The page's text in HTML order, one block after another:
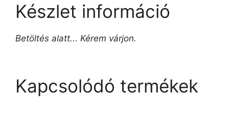
Készlet információ
Betöltés alatt... Kérem várjon.
Kapcsolódó termékek